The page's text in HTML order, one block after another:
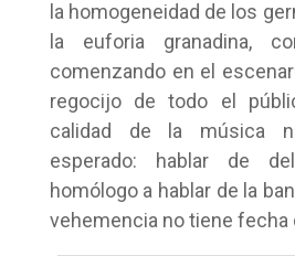
la homogeneidad de los
la euforia granadina,
comenzando en el
regocijo de todo el
calidad de la música
esperado: hablar de
homólogo a hablar de la
vehemencia no tiene fecha